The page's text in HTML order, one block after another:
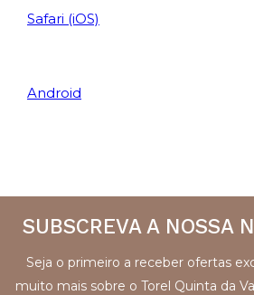
Safari (iOS)
Android
SUBSCREVA A NOSSA
Seja o primeiro a receber ofertas
muito mais sobre o Torel Quinta da